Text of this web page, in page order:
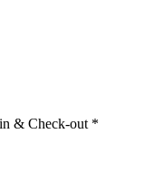
& Check-out *